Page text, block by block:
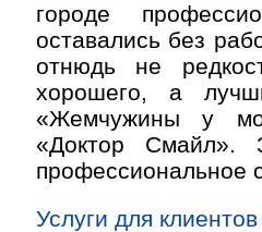
городе
оставались без
отнюдь не
хорошего, а
«Жемчужины у
«Доктор Смайл».
профессиональное
Услуги для